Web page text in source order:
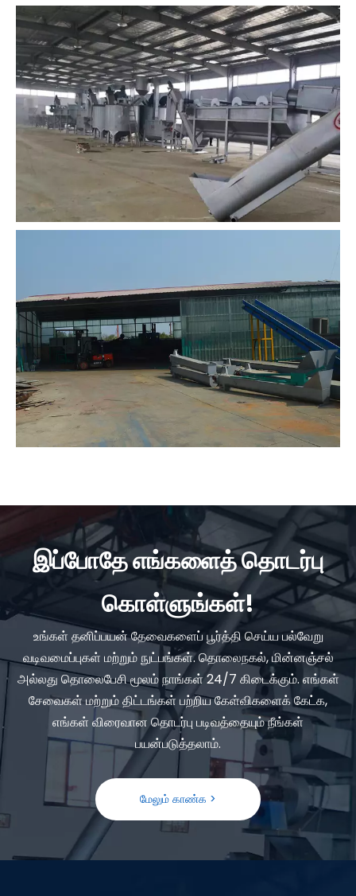
இப்போதே எங்களைத் தொடர்பு
கொள்ளுங்கள்!
உங்கள் தனிப்பயன் தேவைகளைப் பூர்த்தி செய்ய பல்வேறு
வடிவமைப்புகள் மற்றும் நுட்பங்கள். தொலைநகல், மின்னஞ்சல்
அல்லது தொலைபேசி மூலம் நாங்கள் 24/7 கிடைக்கும். எங்கள்
சேவைகள் மற்றும் திட்டங்கள் பற்றிய கேள்விகளைக் கேட்க,
எங்கள் விரைவான தொடர்பு படிவத்தையும் நீங்கள்
பயன்படுத்தலாம்.
மேலும் காண்க >